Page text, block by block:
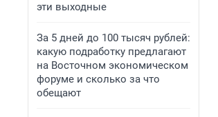
эти выходные
За 5 дней до 100 тысяч рублей:
какую подработку предлагают
на Восточном экономическом
форуме и сколько за что
обещают